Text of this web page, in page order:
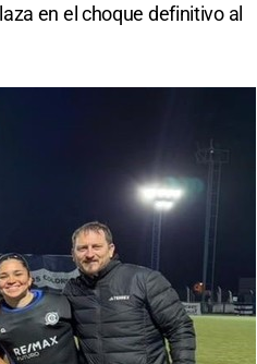
en el choque definitivo al